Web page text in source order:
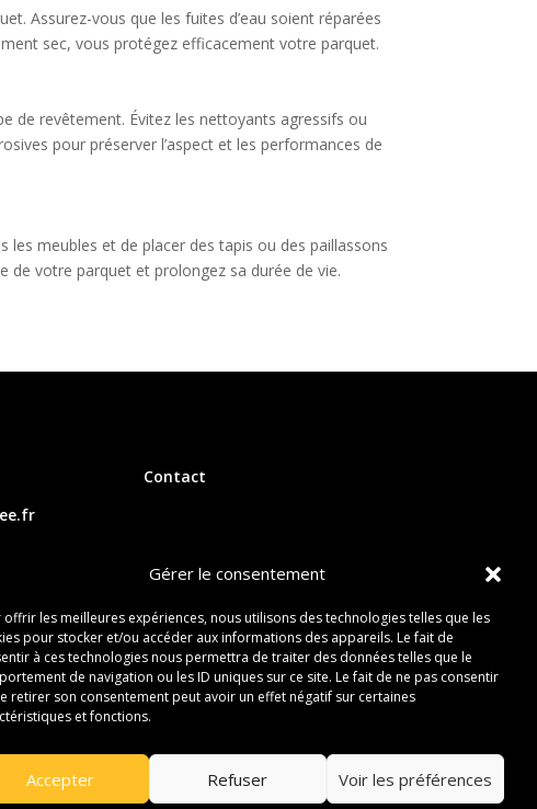
Gérer le consentement
offrir les meilleures expériences, nous utilisons des technologies telles que les
pour stocker et/ou accéder aux informations des appareils. Le fait de
à ces technologies nous permettra de traiter des données telles que le
de navigation ou les ID uniques sur ce site. Le fait de ne pas consentir
retirer son consentement peut avoir un effet négatif sur certaines
et fonctions.
Accepter Refuser Voir les préférences
Assurez-vous que les fuites d’eau soient réparées
sec, vous protégez efficacement votre parquet.
de revêtement. Évitez les nettoyants agressifs ou
pour préserver l’aspect et les performances de
les meubles et de placer des tapis ou des paillassons
de votre parquet et prolongez sa durée de vie.
Contact